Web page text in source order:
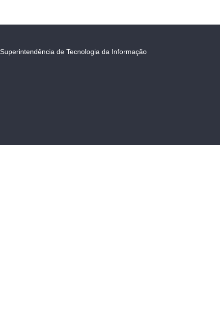
Superintendência de Tecnologia da Informação